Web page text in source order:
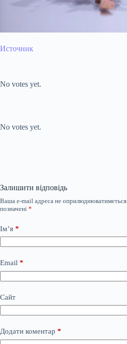
Источник
No votes yet.
No votes yet.
Залишити відповідь
Ваша e-mail адреса не оприлюднюватиметься.
позначені *
Ім’я *
Email *
Сайт
Додати коментар *